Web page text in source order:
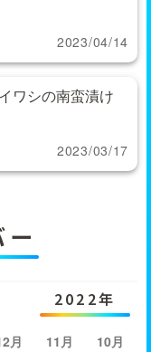
2023/04/14
ワシの南蛮漬け
2023/03/17
ー
2022年
月 11月 10月